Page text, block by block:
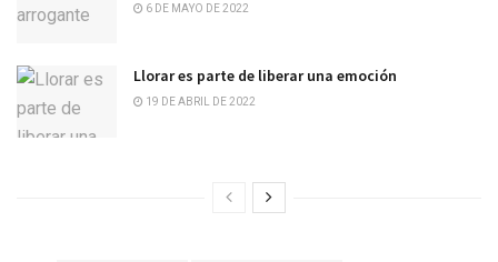
6 DE MAYO DE 2022
Llorar es parte de liberar una emoción
19 DE ABRIL DE 2022